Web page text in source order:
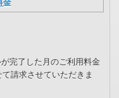
金
完了した月のご利用料金
請求させていただきま